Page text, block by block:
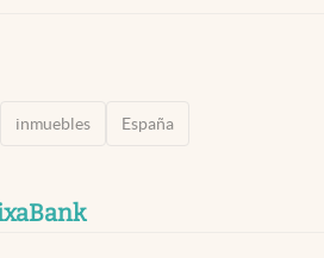
inmuebles España